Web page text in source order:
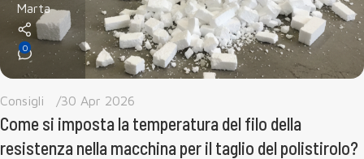
Marta
0
Consigli 30 Apr 2026
Come si imposta la temperatura del filo della
resistenza nella macchina per il taglio del polistirolo?